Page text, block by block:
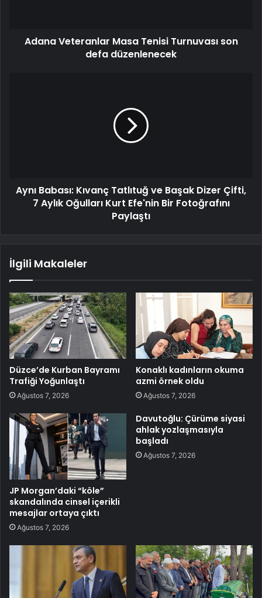
Adana Veteranlar Masa Tenisi Turnuvası son
defa düzenlenecek
Aynı Babası: Kıvanç Tatlıtuğ ve Başak Dizer Çifti,
7 Aylık Oğulları Kurt Efe'nin Bir Fotoğrafını
Paylaştı
İlgili Makaleler
Düzce’de Kurban Bayramı
Trafiği Yoğunlaştı
Ağustos 7, 2026
Konaklı kadınların okuma
azmi örnek oldu
Ağustos 7, 2026
JP Morgan’daki “köle”
skandalında cinsel içerikli
mesajlar ortaya çıktı
Ağustos 7, 2026
Davutoğlu: Çürüme siyasi
ahlak yozlaşmasıyla
başladı
Ağustos 7, 2026